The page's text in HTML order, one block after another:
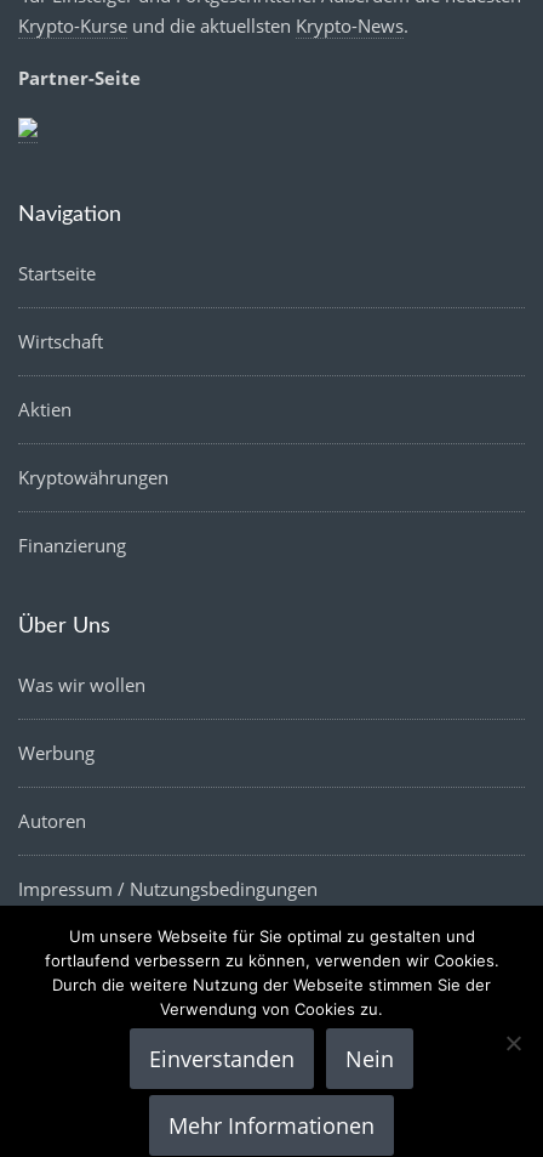
Krypto-Kurse und die aktuellsten Krypto-News.
Partner-Seite
Navigation
Startseite
Wirtschaft
Aktien
Kryptowährungen
Finanzierung
Über Uns
Was wir wollen
Werbung
Autoren
Impressum / Nutzungsbedingungen
Datenschutz
Copyright © 2022 |Die Wirtschaftsnews- Alle Rechte
Um unsere Webseite für Sie optimal zu gestalten und
fortlaufend verbessern zu können, verwenden wir Cookies.
Durch die weitere Nutzung der Webseite stimmen Sie der
Verwendung von Cookies zu.
Einverstanden Nein
Mehr Informationen